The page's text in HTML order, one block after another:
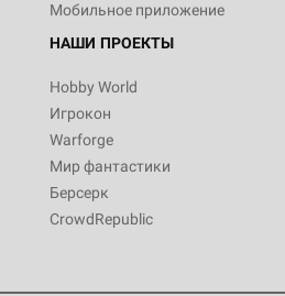
Мобильное приложение
НАШИ ПРОЕКТЫ
Hobby World
Игрокон
Warforge
Мир фантастики
Берсерк
CrowdRepublic